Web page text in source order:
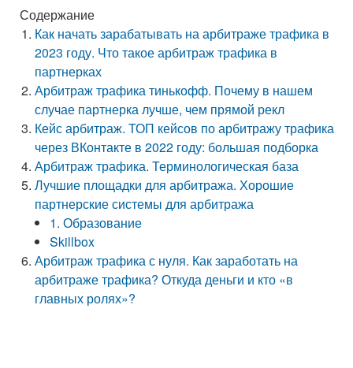
Содержание
Как начать зарабатывать на арбитраже трафика в
2023 году. Что такое арбитраж трафика в
партнерках
Арбитраж трафика тинькофф. Почему в нашем
случае партнерка лучше, чем прямой рекл
Кейс арбитраж. ТОП кейсов по арбитражу трафика
через ВКонтакте в 2022 году: большая подборка
Арбитраж трафика. Терминологическая база
Лучшие площадки для арбитража. Хорошие
партнерские системы для арбитража
1. Образование
Skillbox
Арбитраж трафика с нуля. Как заработать на
арбитраже трафика? Откуда деньги и кто «в
главных ролях»?